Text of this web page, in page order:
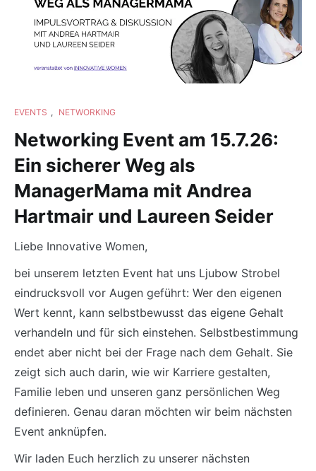
EVENTS , NETWORKING
Networking Event am 15.7.26:
Ein sicherer Weg als
ManagerMama mit Andrea
Hartmair und Laureen Seider
Liebe Innovative Women,
bei unserem letzten Event hat uns Ljubow Strobel
eindrucksvoll vor Augen geführt: Wer den eigenen
Wert kennt, kann selbstbewusst das eigene Gehalt
verhandeln und für sich einstehen. Selbstbestimmung
endet aber nicht bei der Frage nach dem Gehalt. Sie
zeigt sich auch darin, wie wir Karriere gestalten,
Familie leben und unseren ganz persönlichen Weg
definieren. Genau daran möchten wir beim nächsten
Event anknüpfen.
Wir laden Euch herzlich zu unserer nächsten